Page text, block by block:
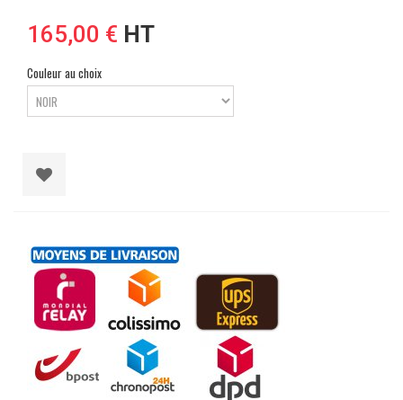
165,00 € HT
Couleur au choix